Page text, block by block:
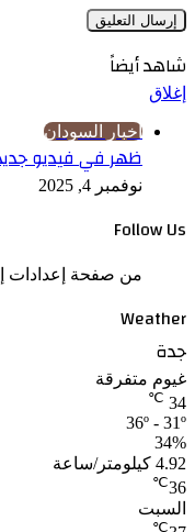
شاهد أيضاً
إغلاق
اخبار السودان
ظهر في فيديو
نوفمبر 4, 2025
Follow Us
من صفحة إعدادات
Weather
جدة
غيوم متفرقة
34
℃
36º - 31º
34%
4.92 كيلومتر/ساعة
36
℃
السبت
℃